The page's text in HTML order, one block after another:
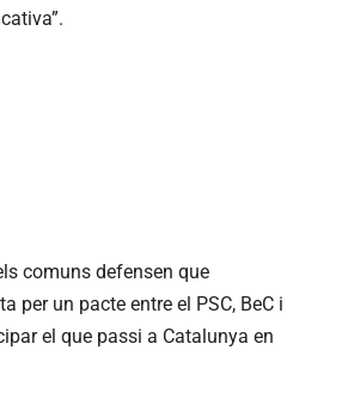
comuns defensen que
per un pacte entre el PSC, BeC i
el que passi a Catalunya en